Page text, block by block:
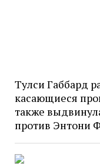
Тулси Габбард
касающиеся
также
против Энтони